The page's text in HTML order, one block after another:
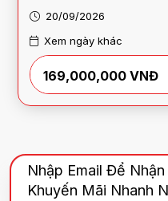
20/09/2026
Xem ngày khác
169,000,000 VNĐ
Nhập Email Để
Khuyến Mãi Nhanh